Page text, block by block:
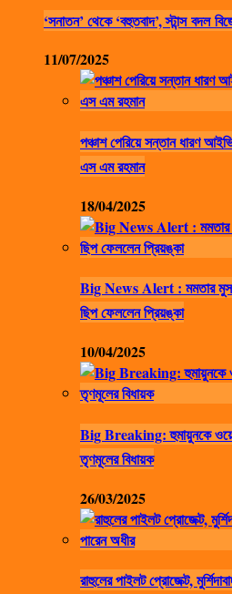
‘সনাতন’ থেকে ‘বহুতবাদ’, স্টান্স বদল
11/07/2025
পঞ্চাশ পেরিয়ে সন্তান ধারণ
এস এম রহমান
18/04/2025
Big News Alert : মমতার
ছিপ ফেললেন প্রিয়ঙ্কা
10/04/2025
Big Breaking: হুমায়ুনকে
তৃণমূলের বিধায়ক
26/03/2025
রাহুলের পাইলট প্রোজেক্ট,